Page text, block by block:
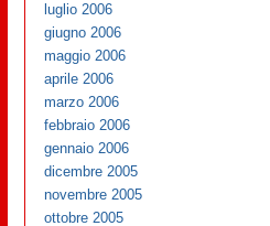
luglio 2006
giugno 2006
maggio 2006
aprile 2006
marzo 2006
febbraio 2006
gennaio 2006
dicembre 2005
novembre 2005
ottobre 2005